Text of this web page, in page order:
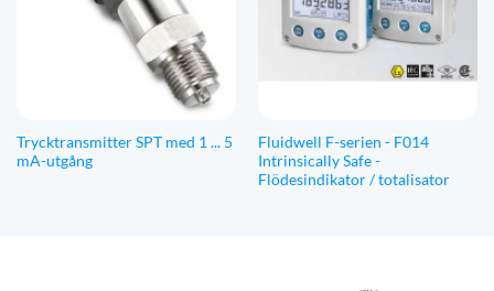
Trycktransmitter SPT med 1 ... 5
mA-utgång
Fluidwell F-serien - F014
Intrinsically Safe -
Flödesindikator / totalisator